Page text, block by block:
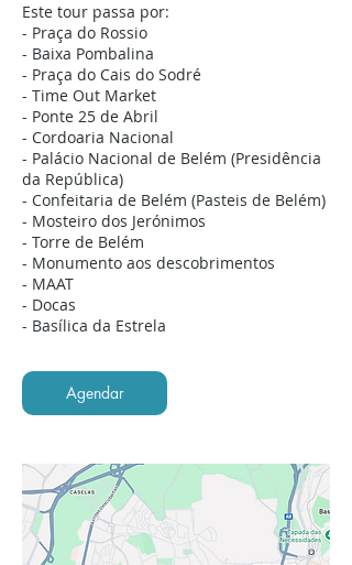
Este tour passa por:
- Praça do Rossio
- Baixa Pombalina
- Praça do Cais do Sodré
- Time Out Market
- Ponte 25 de Abril
- Cordoaria Nacional
- Palácio Nacional de Belém (Presidência
da República)
- Confeitaria de Belém (Pasteis de Belém)
- Mosteiro dos Jerónimos
- Torre de Belém
- Monumento aos descobrimentos
- MAAT
- Docas
- Basílica da Estrela
Agendar